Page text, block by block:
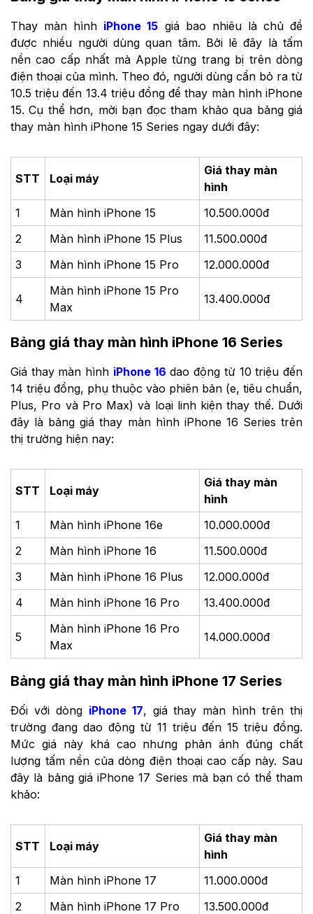
Thay màn hình iPhone 15 giá bao nhiêu là chủ đề
được nhiều người dùng quan tâm. Bởi lẽ đây là tấm
nền cao cấp nhất mà Apple từng trang bị trên dòng
điện thoại của mình. Theo đó, người dùng cần bỏ ra từ
10.5 triệu đến 13.4 triệu đồng để thay màn hình iPhone
15. Cụ thể hơn, mời bạn đọc tham khảo qua bảng giá
thay màn hình iPhone 15 Series ngay dưới đây:
STT Loại máy
Giá thay màn
hình
1
Màn hình iPhone 15
10.500.000đ
2
Màn hình iPhone 15 Plus
11.500.000đ
3
Màn hình ​iPhone 15 Pro 12.000.000đ
4
Màn hình ​iPhone 15 Pro
Max
13.400.000đ
Bảng giá thay màn hình iPhone 16 Series
Giá thay màn hình iPhone 16 dao động từ 10 triệu đến
14 triệu đồng, phụ thuộc vào phiên bản (e, tiêu chuẩn,
Plus, Pro và Pro Max) và loại linh kiện thay thế. Dưới
đây là bảng giá thay màn hình iPhone 16 Series trên
thị trường hiện nay:
STT Loại máy
Giá thay màn
hình
1
Màn hình iPhone 16e
10.000.000đ
2
Màn hình iPhone 16
11.500.000đ
3
Màn hình ​iPhone 16 Plus
12.000.000đ
4
Màn hình ​iPhone 16 Pro 13.400.000đ
5
Màn hình iPhone 16 Pro
Max
14.000.000đ
Bảng giá thay màn hình iPhone 17 Series
Đối với dòng iPhone 17, giá thay màn hình trên thị
trường đang dao động từ 11 triệu đến 15 triệu đồng.
Mức giá này khá cao nhưng phản ánh đúng chất
lượng tấm nền của dòng điện thoại cao cấp này. Sau
đây là bảng giá iPhone 17 Series mà bạn có thể tham
khảo:
STT Loại máy
Giá thay màn
hình
1
Màn hình iPhone 17
11.000.000đ
2
Màn hình iPhone 17 Pro 13.500.000đ